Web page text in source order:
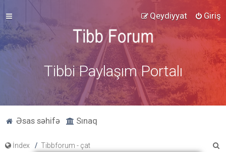
Giriş
Qeydiyyat
Tibbi Paylaşım Portalı
Əsas səhifə Sınaq
İndex Tibbforum - çat